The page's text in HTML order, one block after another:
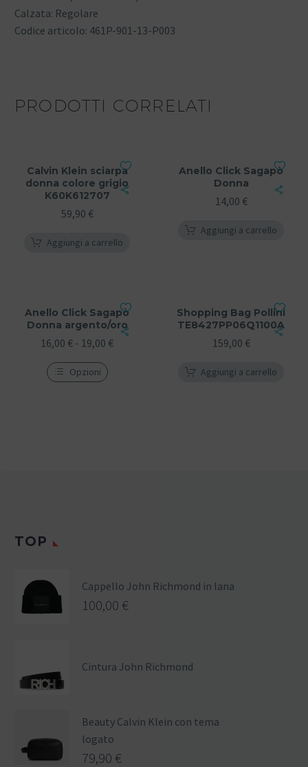
Calzata: Regolare
Codice articolo: 461P-901-13-P003
PRODOTTI CORRELATI
Calvin Klein sciarpa
donna colore grigio
K60K612707
59,90 €
Aggiungi a carrello
Anello Click Sagapò
Donna
14,00 €
Aggiungi a carrello
Anello Click Sagapò
Donna argento/oro
16,00 € - 19,00 €
Opzioni
Shopping Bag Pollini
TE8427PP06Q1100A
159,00 €
Aggiungi a carrello
TOP
Cappello John Richmond in lana
100,00 €
Cintura John Richmond
Beauty Calvin Klein con tema
logato
79,90 €